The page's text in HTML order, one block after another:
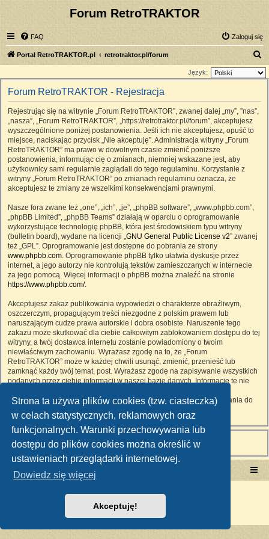
Strona ta używa plików cookies (tzw. ciasteczka)
w celach statystycznych, reklamowych oraz
funkcjonalnych. Warunki przechowywania lub
dostępu do plików cookies można określić w
ustawieniach przeglądarki internetowej.
Dowiedz się więcej
Akceptuję!
Forum RetroTRAKTOR
FAQ Zaloguj się
Portal RetroTRAKTOR.pl retrotraktor.pl/forum
z
Język:
Forum RetroTRAKTOR - Rejestracja
Rejestrując się na witrynie „Forum RetroTRAKTOR”, zwanej dalej „my”, ”nas”,
„nasza”, „Forum RetroTRAKTOR”, „https://retrotraktor.pl//forum”, akceptujesz
wyszczególnione poniżej postanowienia. Jeśli ich nie akceptujesz, opuść to
miejsce, naciskając przycisk „Nie akceptuję”. Administracja witryny „Forum
RetroTRAKTOR” ma prawo w dowolnym czasie zmienić poniższe
postanowienia, informując cię o zmianach, niemniej wskazane jest, aby
użytkownicy sami regularnie zaglądali do tego regulaminu. Korzystanie z
witryny „Forum RetroTRAKTOR” po zmianach regulaminu oznacza, że
akceptujesz te zmiany ze wszelkimi konsekwencjami prawnymi.
Nasze fora zwane też „one”, „ich”, „je”, „phpBB software”, „www.phpbb.com”,
„phpBB Limited”, „phpBB Teams” działają w oparciu o oprogramowanie
wykorzystujące technologię phpBB, która jest środowiskiem typu witryny
(bulletin board), wydane na licencji „GNU General Public License v2” zwanej
też „GPL”. Oprogramowanie jest dostępne do pobrania ze strony
www.phpbb.com. Oprogramowanie phpBB tylko ułatwia dyskusje przez
internet, a jego autorzy nie kontrolują tekstów zamieszczanych w internecie
za jego pomocą. Więcej informacji o phpBB można znaleźć na stronie
https://www.phpbb.com/.
Akceptujesz zakaz publikowania wypowiedzi o charakterze obraźliwym,
oszczerczym, propagującym treści niezgodne z polskim prawem lub
naruszającym cudze prawa autorskie i dobra osobiste. Naruszenie tego
zakazu może skutkować dla ciebie całkowitym zablokowaniem dostępu do tej
witryny, a twój dostawca internetu zostanie powiadomiony o twoim
niewłaściwym zachowaniu. Wyrażasz zgodę na to, że „Forum
RetroTRAKTOR” może w każdej chwili usunąć, zmienić, przenieść lub
zamknąć każdy twój temat, post. Wyrażasz zgodę na zapisywanie wszystkich
podanych przez ciebie informacji w naszej bazie danych. Informacje te nie
RetroTRAKTOR”, ani phpBB nie ponosi odpowiedzialności za włamania do
witryny, podczas których może dojść do kradzieży danych.
Portal RetroTRAKTOR.pl
Polski pakiet językowy dostarcza